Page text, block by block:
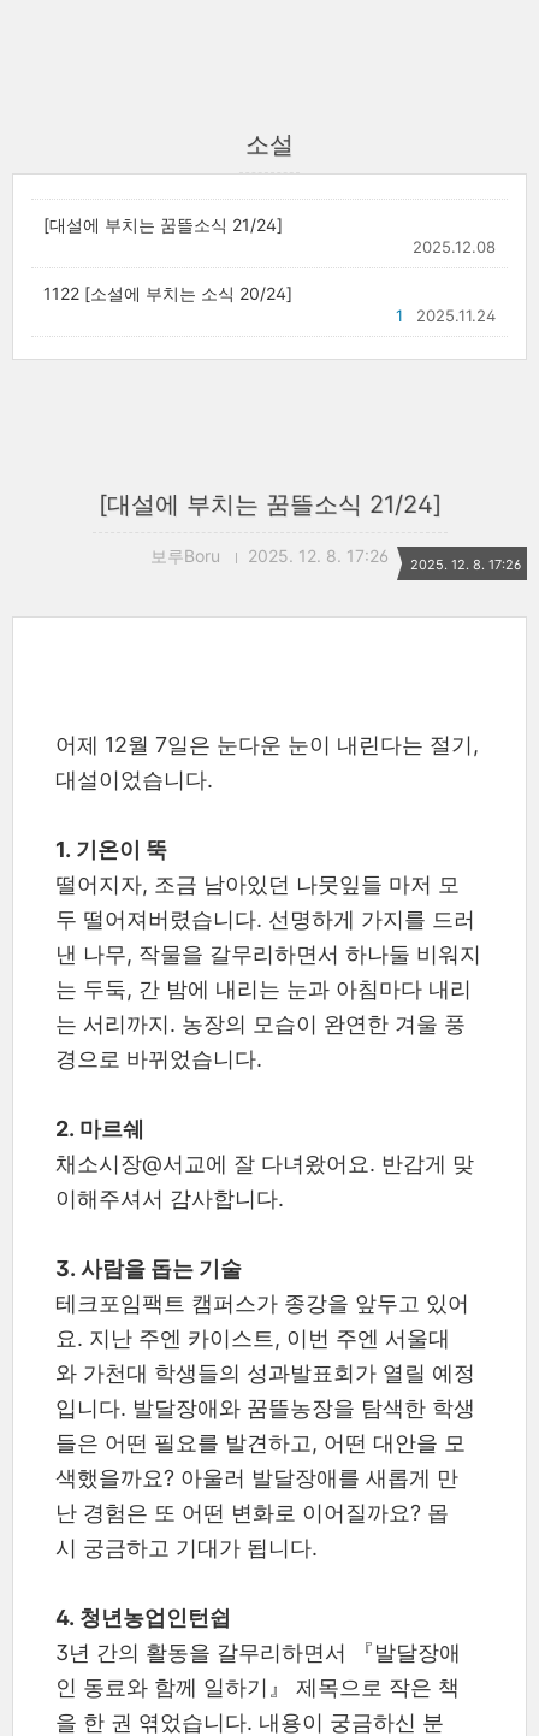
소설
[대설에 부치는 꿈뜰소식 21/24]
2025.12.08
1122 [소설에 부치는 소식 20/24]
2025.11.24
1
[대설에 부치는 꿈뜰소식 21/24]
보루Boru 2025. 12. 8. 17:26 2025. 12. 8. 17:26
어제 12월 7일은 눈다운 눈이 내린다는 절기,
대설이었습니다.
1. 기온이 뚝
떨어지자, 조금 남아있던 나뭇잎들 마저 모
두 떨어져버렸습니다. 선명하게 가지를 드러
낸 나무, 작물을 갈무리하면서 하나둘 비워지
는 두둑, 간 밤에 내리는 눈과 아침마다 내리
는 서리까지. 농장의 모습이 완연한 겨울 풍
경으로 바뀌었습니다.
2. 마르쉐
채소시장@서교에 잘 다녀왔어요. 반갑게 맞
이해주셔서 감사합니다.
3. 사람을 돕는 기술
테크포임팩트 캠퍼스가 종강을 앞두고 있어
요. 지난 주엔 카이스트, 이번 주엔 서울대
와 가천대 학생들의 성과발표회가 열릴 예정
입니다. 발달장애와 꿈뜰농장을 탐색한 학생
들은 어떤 필요를 발견하고, 어떤 대안을 모
색했을까요? 아울러 발달장애를 새롭게 만
난 경험은 또 어떤 변화로 이어질까요? 몹
시 궁금하고 기대가 됩니다.
4. 청년농업인턴쉽
3년 간의 활동을 갈무리하면서 『발달장애
인 동료와 함께 일하기』 제목으로 작은 책
을 한 권 엮었습니다. 내용이 궁금하신 분